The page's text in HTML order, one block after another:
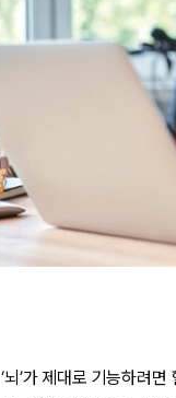
‘뇌’가 제대로 기능하려